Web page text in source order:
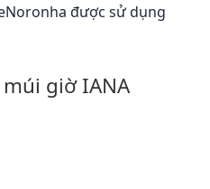
được sử dụng
giờ IANA